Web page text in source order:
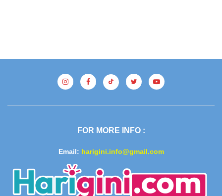
FOR MORE INFO :
Email: harigini.info@gmail.com